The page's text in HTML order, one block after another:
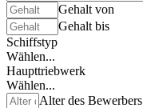
Gehalt von
Gehalt bis
Schiffstyp
Wählen...
Haupttriebwerk
Wählen...
Alter des Bewerbers